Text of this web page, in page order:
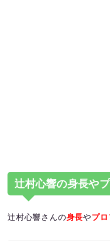
辻村心響の身長や
辻村心響さんの身長やプ